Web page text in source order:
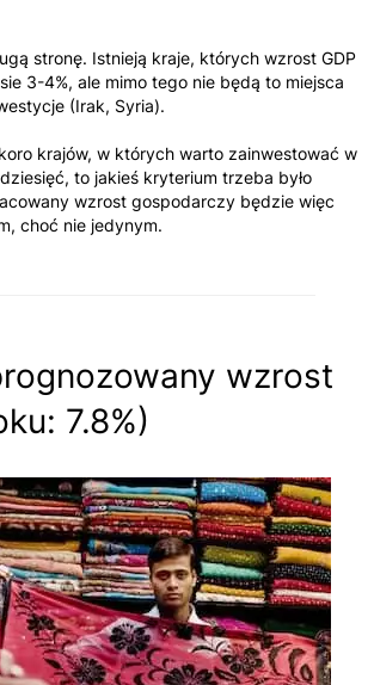
stronę. Istnieją kraje, których wzrost GDP
3-4%, ale mimo tego nie będą to miejsca
(Irak, Syria).
krajów, w których warto zainwestować w
to jakieś kryterium trzeba było
wzrost gospodarczy będzie więc
choć nie jedynym.
wzrost
7.8%)